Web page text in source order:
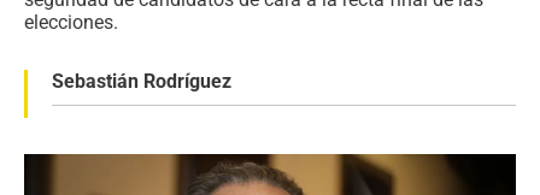
elecciones.
Sebastián Rodríguez